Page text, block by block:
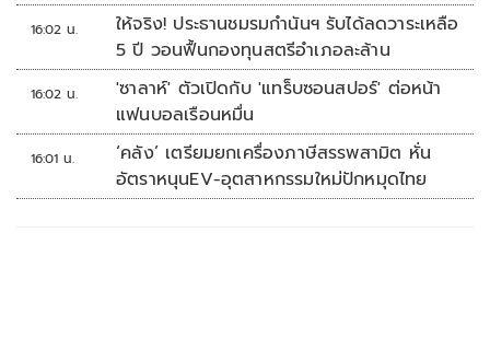
16:02 น.
ให้จริง! ประธานชมรมกำนันฯ รับได้ลดวาระเหลือ
5 ปี วอนฟื้นกองทุนสตรีอำเภอละล้าน
16:02 น.
'ซาลาห์' ตัวเปิดกับ 'แทร็บซอนสปอร์' ต่อหน้า
แฟนบอลเรือนหมื่น
16:01 น.
‘คลัง’ เตรียมยกเครื่องภาษีสรรพสามิต หั่น
อัตราหนุนEV-อุตสาหกรรมใหม่ปักหมุดไทย